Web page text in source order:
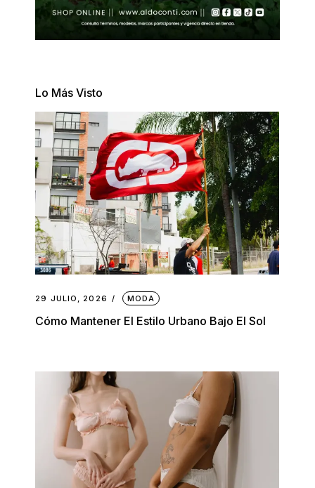
Lo Más Visto
29 JULIO, 2026 MODA
Cómo Mantener El Estilo Urbano Bajo El Sol